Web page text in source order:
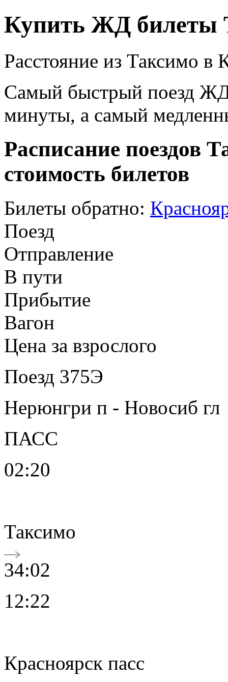
Купить ЖД билеты
Расстояние из Таксимо в
Самый быстрый поезд ЖД
минуты, а самый
Расписание поездов
стоимость билетов
Билеты обратно:
Поезд
Отправление
В пути
Прибытие
Вагон
Цена за взрослого
Поезд 375Э
Нерюнгри п - Новосиб гл
ПАСС
02:20
Таксимо
34:02
12:22
Красноярск пасс